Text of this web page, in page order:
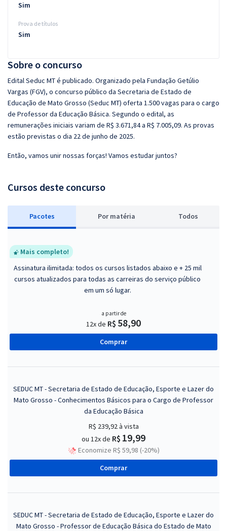
Sobre o concurso
Edital Seduc MT é publicado. Organizado pela Fundação Getúlio
Vargas (FGV), o concurso público da Secretaria de Estado de
Educação de Mato Grosso (Seduc MT) oferta 1.500 vagas para o cargo
de Professor da Educação Básica. Segundo o edital, as
remunerações iniciais variam de R$ 3.671,84 a R$ 7.005,09. As provas
estão previstas o dia 22 de junho de 2025.
Então, vamos unir nossas forças! Vamos estudar juntos?
Cursos deste concurso
Pacotes Por matéria Todos
Mais completo!
Assinatura ilimitada: todos os cursos listados abaixo e + 25 mil
cursos atualizados para todas as carreiras do serviço público
em um só lugar.
a partir de
12x de R$ 58,90
Comprar
SEDUC MT - Secretaria de Estado de Educação, Esporte e Lazer do
Mato Grosso - Conhecimentos Básicos para o Cargo de Professor
da Educação Básica
R$ 239,92à vista
ou 12x de R$ 19,99
Economize R$ 59,98 (-20%)
Comprar
SEDUC MT - Secretaria de Estado de Educação, Esporte e Lazer do
Mato Grosso - Professor de Educação Básica do Estado de Mato
Sim
Prova de títulos
Sim